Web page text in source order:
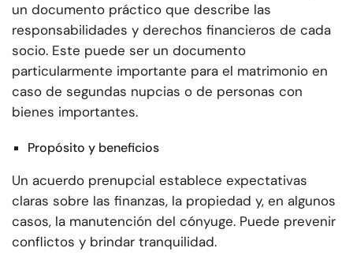
un documento práctico que describe las
responsabilidades y derechos financieros de cada
socio. Este puede ser un documento
particularmente importante para el matrimonio en
caso de segundas nupcias o de personas con
bienes importantes.
Propósito y beneficios
Un acuerdo prenupcial establece expectativas
claras sobre las finanzas, la propiedad y, en algunos
casos, la manutención del cónyuge. Puede prevenir
conflictos y brindar tranquilidad.